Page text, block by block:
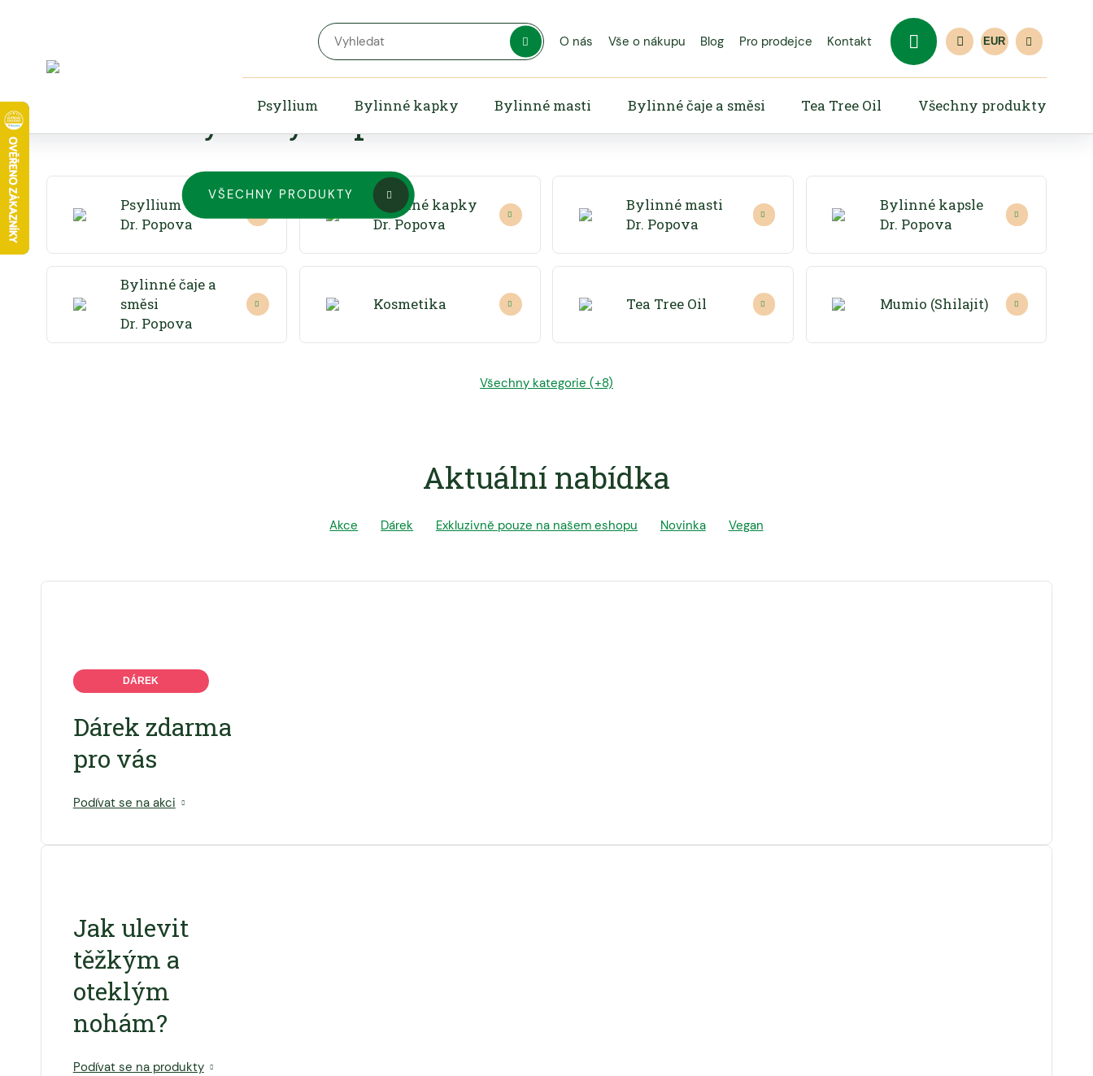
O nás Vše o nákupu Blog Pro prodejce Kontakt EUR
Psyllium Bylinné kapky Bylinné masti Bylinné čaje a směsi Tea Tree Oil Všechny produkty
Český výrobce
bylinných produktů
VŠECHNY PRODUKTY
Psyllium
Dr. Popova
Bylinné kapky
Dr. Popova
Bylinné masti
Dr. Popova
Bylinné kapsle
Dr. Popova
Bylinné čaje a
směsi
Dr. Popova
Kosmetika Tea Tree Oil Mumio (Shilajit)
Všechny kategorie (+8)
Aktuální nabídka
Akce Dárek Exkluzivně pouze na našem eshopu Novinka Vegan
DÁREK
Dárek zdarma
pro vás
Podívat se na akci
Jak ulevit
těžkým a
oteklým
nohám?
Podívat se na produkty